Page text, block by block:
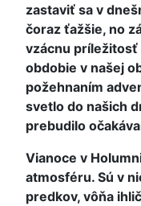
zastaviť sa v
čoraz ťažšie, no
vzácnu
obdobie v našej
požehnaním
svetlo do našich
prebudilo
Vianoce v
atmosféru. Sú v
predkov, vôňa